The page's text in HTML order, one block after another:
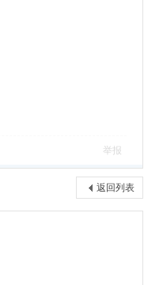
举报
返回列表